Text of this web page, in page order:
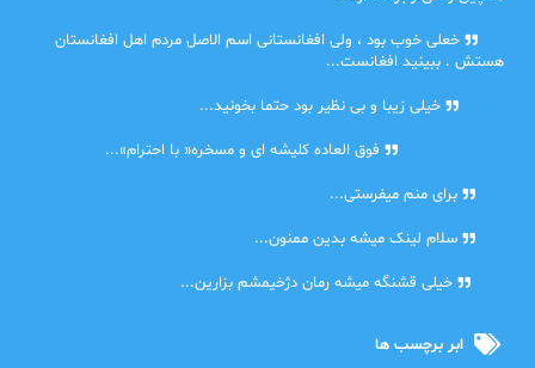
خعلی خوب بود ، ولی افغانستانی اسم الاصل مردم اهل افغانستان
هستش . ببینید افغانست...
خیلی زیبا و بی نظیر بود حتما بخونید...
فوق العاده کلیشه ای و مسخره« با احترام»...
برای منم میفرستی...
سلام لینک میشه بدین ممنون...
خیلی قشنگه میشه رمان دژخیمشم بزارین...
ابر برچسب ها